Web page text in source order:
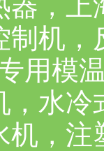
制机
用模
，水
机，